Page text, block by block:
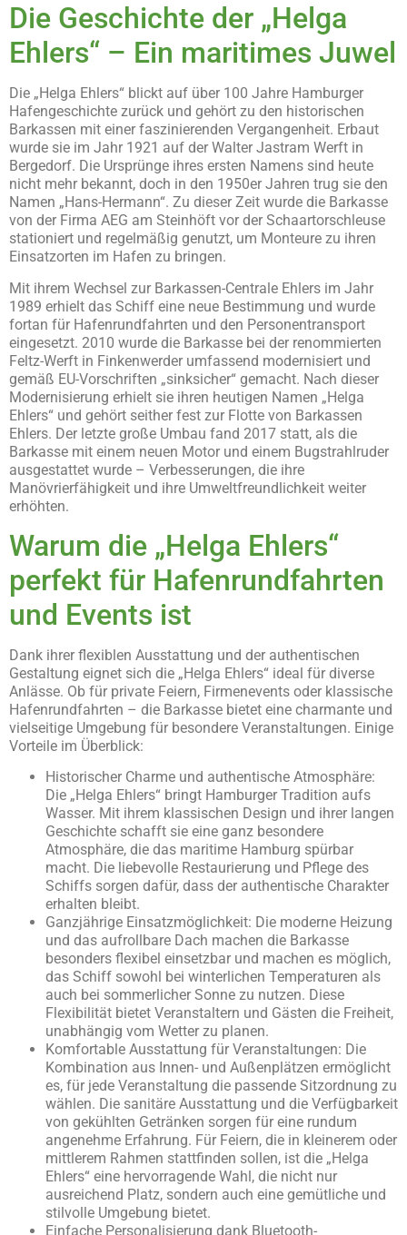
Die Geschichte der „Helga
Ehlers“ – Ein maritimes Juwel
Die „Helga Ehlers“ blickt auf über 100 Jahre Hamburger
Hafengeschichte zurück und gehört zu den historischen
Barkassen mit einer faszinierenden Vergangenheit. Erbaut
wurde sie im Jahr 1921 auf der Walter Jastram Werft in
Bergedorf. Die Ursprünge ihres ersten Namens sind heute
nicht mehr bekannt, doch in den 1950er Jahren trug sie den
Namen „Hans-Hermann“. Zu dieser Zeit wurde die Barkasse
von der Firma AEG am Steinhöft vor der Schaartorschleuse
stationiert und regelmäßig genutzt, um Monteure zu ihren
Einsatzorten im Hafen zu bringen.
Mit ihrem Wechsel zur Barkassen-Centrale Ehlers im Jahr
1989 erhielt das Schiff eine neue Bestimmung und wurde
fortan für Hafenrundfahrten und den Personentransport
eingesetzt. 2010 wurde die Barkasse bei der renommierten
Feltz-Werft in Finkenwerder umfassend modernisiert und
gemäß EU-Vorschriften „sinksicher“ gemacht. Nach dieser
Modernisierung erhielt sie ihren heutigen Namen „Helga
Ehlers“ und gehört seither fest zur Flotte von Barkassen
Ehlers. Der letzte große Umbau fand 2017 statt, als die
Barkasse mit einem neuen Motor und einem Bugstrahlruder
ausgestattet wurde – Verbesserungen, die ihre
Manövrierfähigkeit und ihre Umweltfreundlichkeit weiter
erhöhten.
Warum die „Helga Ehlers“
perfekt für Hafenrundfahrten
und Events ist
Dank ihrer flexiblen Ausstattung und der authentischen
Gestaltung eignet sich die „Helga Ehlers“ ideal für diverse
Anlässe. Ob für private Feiern, Firmenevents oder klassische
Hafenrundfahrten – die Barkasse bietet eine charmante und
vielseitige Umgebung für besondere Veranstaltungen. Einige
Vorteile im Überblick:
Historischer Charme und authentische Atmosphäre:
Die „Helga Ehlers“ bringt Hamburger Tradition aufs
Wasser. Mit ihrem klassischen Design und ihrer langen
Geschichte schafft sie eine ganz besondere
Atmosphäre, die das maritime Hamburg spürbar
macht. Die liebevolle Restaurierung und Pflege des
Schiffs sorgen dafür, dass der authentische Charakter
erhalten bleibt.
Ganzjährige Einsatzmöglichkeit: Die moderne Heizung
und das aufrollbare Dach machen die Barkasse
besonders flexibel einsetzbar und machen es möglich,
das Schiff sowohl bei winterlichen Temperaturen als
auch bei sommerlicher Sonne zu nutzen. Diese
Flexibilität bietet Veranstaltern und Gästen die Freiheit,
unabhängig vom Wetter zu planen.
Komfortable Ausstattung für Veranstaltungen: Die
Kombination aus Innen- und Außenplätzen ermöglicht
es, für jede Veranstaltung die passende Sitzordnung zu
wählen. Die sanitäre Ausstattung und die Verfügbarkeit
von gekühlten Getränken sorgen für eine rundum
angenehme Erfahrung. Für Feiern, die in kleinerem oder
mittlerem Rahmen stattfinden sollen, ist die „Helga
Ehlers“ eine hervorragende Wahl, die nicht nur
ausreichend Platz, sondern auch eine gemütliche und
stilvolle Umgebung bietet.
Einfache Personalisierung dank Bluetooth-